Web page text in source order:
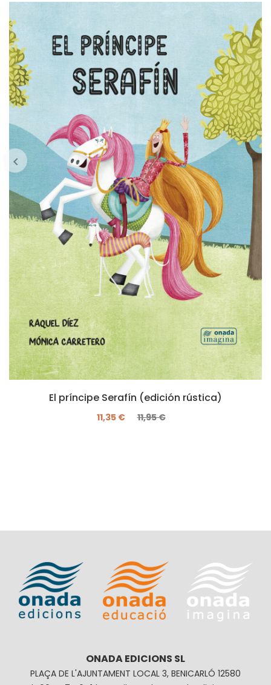
El príncipe Serafín (edición rústica)
11,35 € 11,95 €
ONADA EDICIONS SL
PLAÇA DE L'AJUNTAMENT LOCAL 3, BENICARLÓ 12580